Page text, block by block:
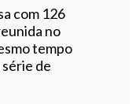
com 126
no
tempo
série de